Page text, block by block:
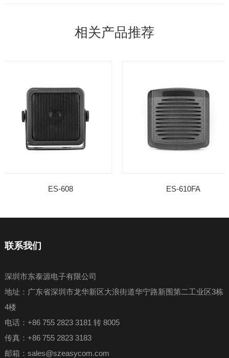
相关产品推荐
ES-608 ES-610FA
联系我们
深圳市东泰源电子有限公司
地址：广东省深圳市龙华新区大浪街道华宁路新围第二工业区3栋
4楼
电话：+86 755 2823 3181 转 8005
传真：+86 755 2823 3183
邮箱：sales@szeasycom.com